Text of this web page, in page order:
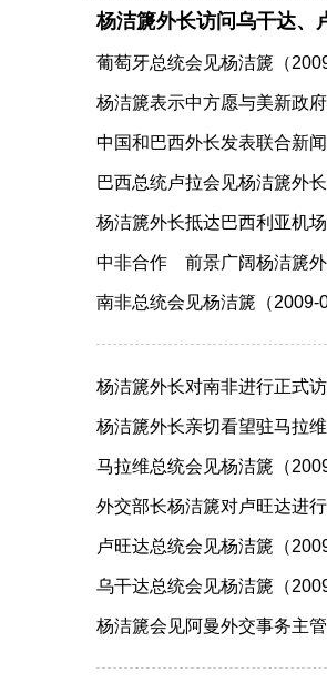
杨洁篪外长访问乌干达、
葡萄牙总统会见杨洁篪（
杨洁篪表示中方愿与美新政
中国和巴西外长发表联合新
巴西总统卢拉会见杨洁篪外
杨洁篪外长抵达巴西利亚机
中非合作 前景广阔杨洁篪外
南非总统会见杨洁篪（2009-
杨洁篪外长对南非进行正式
杨洁篪外长亲切看望驻马拉
马拉维总统会见杨洁篪（
外交部长杨洁篪对卢旺达进
卢旺达总统会见杨洁篪（
乌干达总统会见杨洁篪（
杨洁篪会见阿曼外交事务主